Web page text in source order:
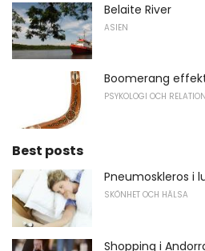
Belaite River
ASIEN
Boomerang
PSYKOLOGI OCH
Best posts
Pneumoskleros i
SKÖNHET OCH HÄLSA
Shopping i